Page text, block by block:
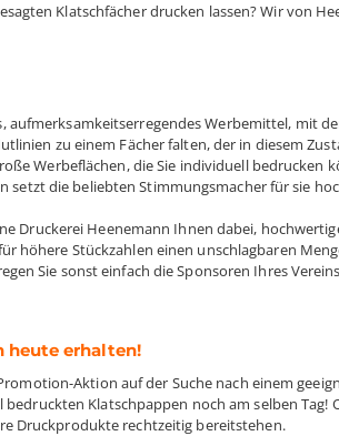
Klatschfächer drucken lassen? Wir von
Werbemittel, mit
zu einem Fächer falten, der in diesem
Werbeflächen, die Sie individuell bedrucken
setzt die beliebten Stimmungsmacher für sie
Druckerei Heenemann Ihnen dabei,
höhere Stückzahlen einen unschlagbaren
Sie sonst einfach die Sponsoren Ihres
heute erhalten!
Aktion auf der Suche nach einem
Klatschpappen noch am selben
Druckprodukte rechtzeitig bereitstehen.